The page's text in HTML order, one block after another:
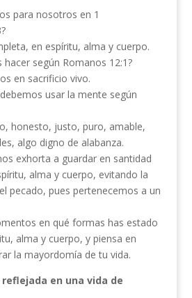
para nosotros en 1
en espíritu, alma y cuerpo.
hacer según Romanos 12:1?
en sacrificio vivo.
usar la mente según
honesto, justo, puro, amable,
algo digno de alabanza.
exhorta a guardar en santidad
alma y cuerpo, evitando la
pecado, pues pertenecemos a un
en qué formas has estado
alma y cuerpo, y piensa en
la mayordomía de tu vida.
en una vida de